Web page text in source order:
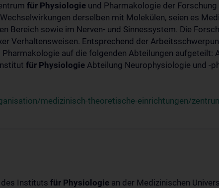
für Physiologie und Pharmakologie der
derselben mit Molekülen, seien es
Bereich sowie im Nerven- und Sinnessystem. Die
Verhaltensweisen. Entsprechend der
Pharmakologie auf die folgenden Abteilungen aufgeteilt:
für Physiologie Abteilung Neurophysiologie und -
medizinisch-theoretische-einrichtungen/
des Instituts für Physiologie an der Medizinischen